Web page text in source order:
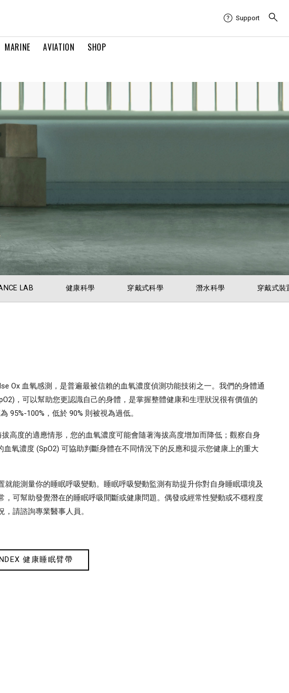
MARINE AVIATION SHOP
Support
LAB 健康科學 穿戴式科學 潛水科學 穿戴式裝
Ox 血氧感測，是普遍最被信賴的血氧濃度偵測功能技術之一。我們的身體通
，可以幫助您更認識自己的身體，是掌握整體健康和生理狀況很有價值的
95%-100%，低於 90% 則被視為過低。
高度的適應情形，您的血氧濃度可能會隨著海拔高度增加而降低；觀察自身
氧濃度 (SpO2) 可協助判斷身體在不同情況下的反應和提示您健康上的重大
能測量你的睡眠呼吸變動。睡眠呼吸變動監測有助提升你對自身睡眠環境及
可幫助發覺潛在的睡眠呼吸間斷或健康問題。偶發或經常性變動或不穩程度
請諮詢專業醫事人員。
健康睡眠臂帶